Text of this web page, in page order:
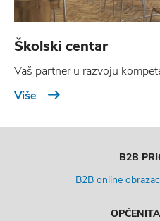
Školski centar
Vaš partner u razvoju
Više
B2B
B2B online